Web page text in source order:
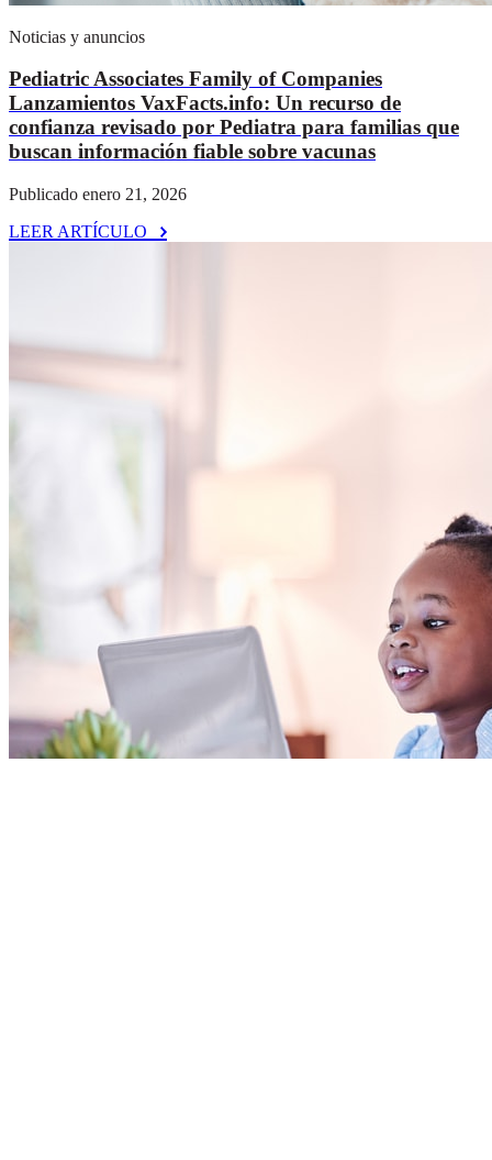
Noticias y anuncios
Pediatric Associates Family of Companies
Lanzamientos VaxFacts.info: Un recurso de
confianza revisado por Pediatra para familias que
buscan información fiable sobre vacunas
Publicado enero 21, 2026
LEER ARTÍCULO